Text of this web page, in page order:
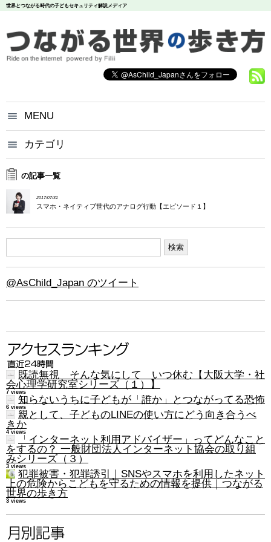
世界とつながる時代の子どもセキュリティ解説メディア
MENU
つながる世界の歩き方とは？
カテゴリ
いじめ
犯罪
炎上
調査データ
の記事一覧
2017/07/31
スマホ・ネイティブ世代のアナログ行動【エピソード１】
@AsChild_Japan のツイート
既読無視 そんな気にして いつ休む【大阪大学・社
会心理学研究室シリーズ（１）】
7 views
知らないうちに子どもが「誰か」とつながってる恐怖
6 views
親として、子どものLINEの使い方にどう向き合うべ
きか
4 views
「インターネット利用アドバイザー」ってどんなこと
をするの？ 一般財団法人インターネット協会の取り組
みシリーズ（３）
3 views
犯罪被害・犯罪誘引｜SNSやスマホを利用したネット
上の危険からこどもを守るための情報を提供｜つながる
世界の歩き方
3 views